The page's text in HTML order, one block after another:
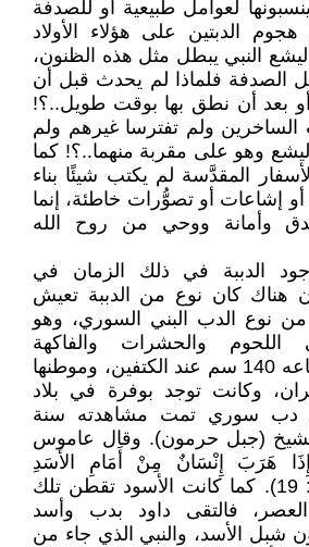
لعوامل طبيعية أو للصدفة
هجوم الدبتين على هؤلاء الأولاد
النبي يبطل مثل هذه الظنون،
الصدفة فلماذا لم يحدث قبل أن
أو بعد أن نطق بها بوقت طويل..؟!
الساخرين ولم تفترسا غيرهم ولم
وهو على مقربة منهما..؟! كما
المقدَّسة لم يكتب شيئًا بناء
إشاعات أو تصوُّرات خاطئة، إنما
وأمانة ووحي من روح الله
الدببة في ذلك الزمان في
هناك كان نوع من الدببة تعيش
نوع الدب البني السوري، وهو
والحشرات والفاكهة
والأعشاب، ويبلغ ارتفاعه 140 سم عند الكتفين، وموطنها
وكانت توجد بوفرة في بلاد
دب سوري تمت مشاهدته سنة
الشيخ (جبل حرمون). وقال عاموس
إِذَا هَرَبَ إِنْسَانٌ مِنْ أَمَامِ الأَسَدِ
فَصَادَفَهُ الدُّبُّ" (عا 5: 19). كما كانت الأسود تقطن تلك
فالتقى داود بدب وأسد
شبل الأسد، والنبي الذي جاء من